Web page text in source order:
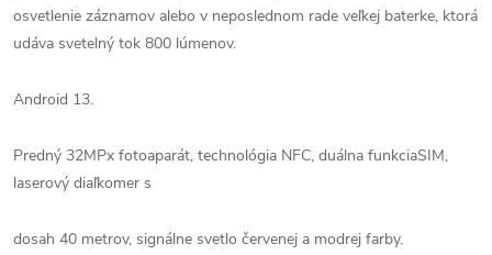
osvetlenie záznamov alebo v neposlednom rade veľkej baterke, ktorá
udáva svetelný tok 800 lúmenov.
Android 13.
Predný 32MPx fotoaparát, technológia NFC, duálna funkciaSIM,
laserový diaľkomer s
dosah 40 metrov, signálne svetlo červenej a modrej farby.